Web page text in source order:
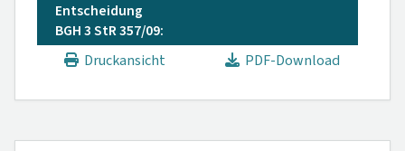
Entscheidung
BGH 3 StR 357/09:
Druckansicht
PDF-Download